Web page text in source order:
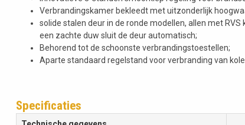
Verbrandingskamer bekleedt met uitzonderlijk
solide stalen deur in de ronde modellen, allen met
een zachte duw sluit de deur automatisch;
Behorend tot de schoonste verbrandingstoestellen;
Aparte standaard regelstand voor verbranding van
Specificaties